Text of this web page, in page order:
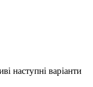
наступні варіанти